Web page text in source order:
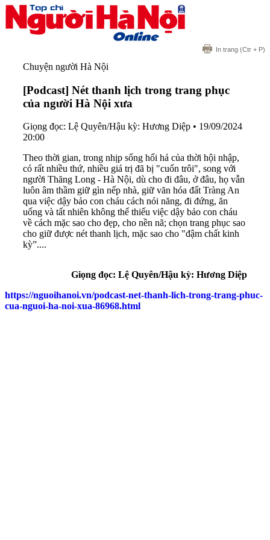
In trang (Ctr + P)
Chuyện người Hà Nội
[Podcast] Nét thanh lịch trong trang phục
của người Hà Nội xưa
Giọng đọc: Lệ Quyên/Hậu kỳ: Hương Diệp • 19/09/2024
20:00
Theo thời gian, trong nhịp sống hối hả của thời hội nhập,
có rất nhiều thứ, nhiều giá trị đã bị "cuốn trôi", song với
người Thăng Long - Hà Nội, dù cho đi đâu, ở đâu, họ vẫn
luôn âm thầm giữ gìn nếp nhà, giữ văn hóa đất Tràng An
qua việc dậy bảo con cháu cách nói năng, đi đứng, ăn
uống và tất nhiên không thể thiếu việc dậy bảo con cháu
về cách mặc sao cho đẹp, cho nền nã; chọn trang phục sao
cho giữ được nét thanh lịch, mặc sao cho "đậm chất kinh
kỳ”....
Giọng đọc: Lệ Quyên/Hậu kỳ: Hương Diệp
https://nguoihanoi.vn/podcast-net-thanh-lich-trong-trang-phuc-
cua-nguoi-ha-noi-xua-86968.html